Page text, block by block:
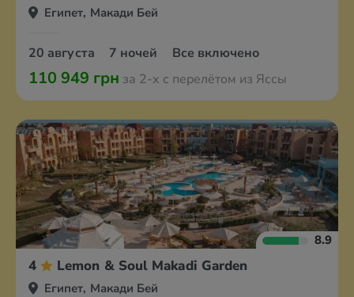
Египет, Макади Бей
20 августа 7 ночей Все включено
110 949 грн за 2-х с перелётом из Яссы
8.9
4 Lemon & Soul Makadi Garden
Египет, Макади Бей